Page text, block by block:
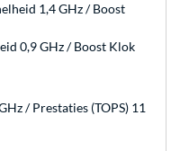
1,4 GHz / Boost
0,9 GHz / Boost Klok
/ Prestaties (TOPS) 11